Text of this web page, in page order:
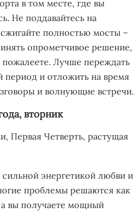
в том месте, где вы
Не поддавайтесь на
полностью мосты –
опрометчивое решение,
Лучше переждать
период и отложить на время
и волнующие встречи.
вторник
Первая Четверть, растущая
энергетикой любви и
проблемы решаются как
вы получаете мощный